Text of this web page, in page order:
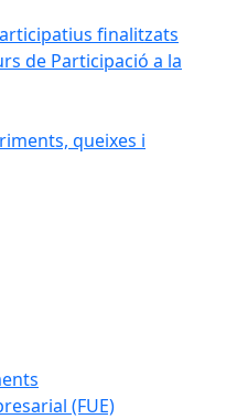
finalitzats
de Participació a la
queixes i
(FUE)